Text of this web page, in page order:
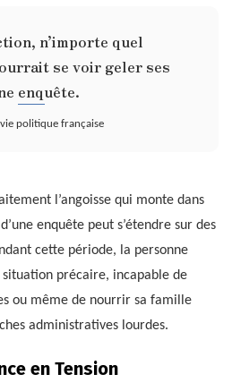
n’importe quel
se voir geler ses
enquête.
politique française
l’angoisse qui monte dans
enquête peut s’étendre sur des
cette période, la personne
précaire, incapable de
ou même de nourrir sa famille
administratives lourdes.
en Tension